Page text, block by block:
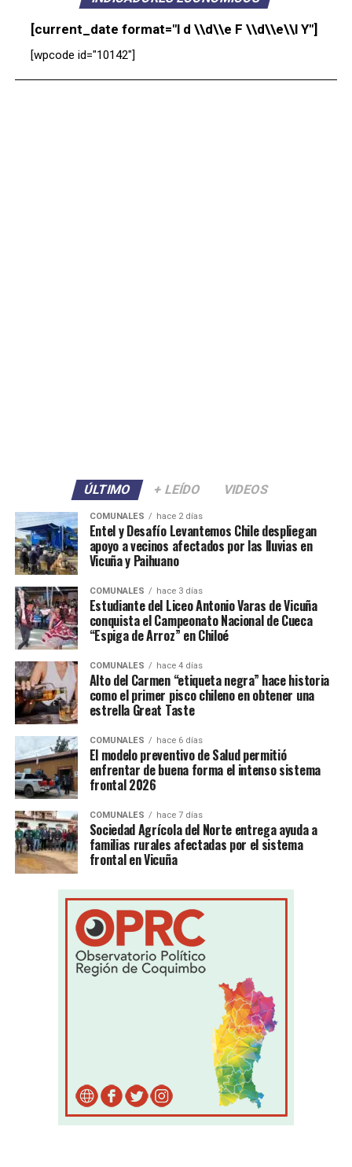
[current_date format="l d \\d\\e F \\d\\e\\l Y"]
[wpcode id="10142"]
ÚLTIMO + LEÍDO VIDEOS
COMUNALES hace 2 días
Entel y Desafío Levantemos Chile despliegan
apoyo a vecinos afectados por las lluvias en
Vicuña y Paihuano
COMUNALES hace 3 días
Estudiante del Liceo Antonio Varas de Vicuña
conquista el Campeonato Nacional de Cueca
“Espiga de Arroz” en Chiloé
COMUNALES hace 4 días
Alto del Carmen “etiqueta negra” hace historia
como el primer pisco chileno en obtener una
estrella Great Taste
COMUNALES hace 6 días
El modelo preventivo de Salud permitió
enfrentar de buena forma el intenso sistema
frontal 2026
COMUNALES hace 7 días
Sociedad Agrícola del Norte entrega ayuda a
familias rurales afectadas por el sistema
frontal en Vicuña